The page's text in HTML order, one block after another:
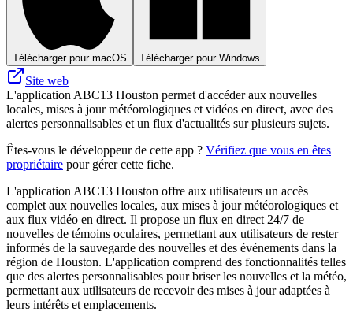
Télécharger pour macOS Télécharger pour Windows
Site web
L'application ABC13 Houston permet d'accéder aux nouvelles
locales, mises à jour météorologiques et vidéos en direct, avec des
alertes personnalisables et un flux d'actualités sur plusieurs sujets.
Êtes-vous le développeur de cette app ? Vérifiez que vous en êtes
propriétaire pour gérer cette fiche.
L'application ABC13 Houston offre aux utilisateurs un accès
complet aux nouvelles locales, aux mises à jour météorologiques et
aux flux vidéo en direct. Il propose un flux en direct 24/7 de
nouvelles de témoins oculaires, permettant aux utilisateurs de rester
informés de la sauvegarde des nouvelles et des événements dans la
région de Houston. L'application comprend des fonctionnalités telles
que des alertes personnalisables pour briser les nouvelles et la météo,
permettant aux utilisateurs de recevoir des mises à jour adaptées à
leurs intérêts et emplacements.